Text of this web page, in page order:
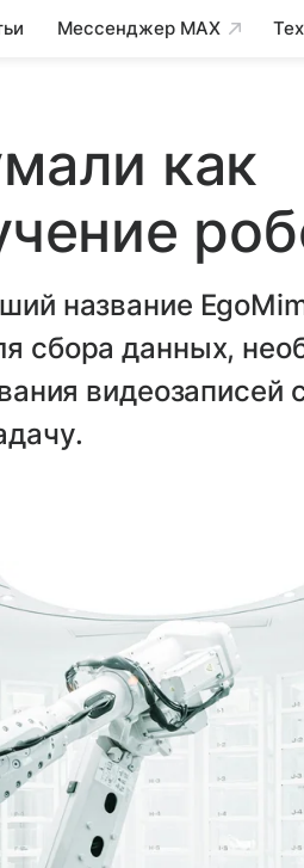
Мессенджер MAX
как
название
сбора данных,
видеозаписей